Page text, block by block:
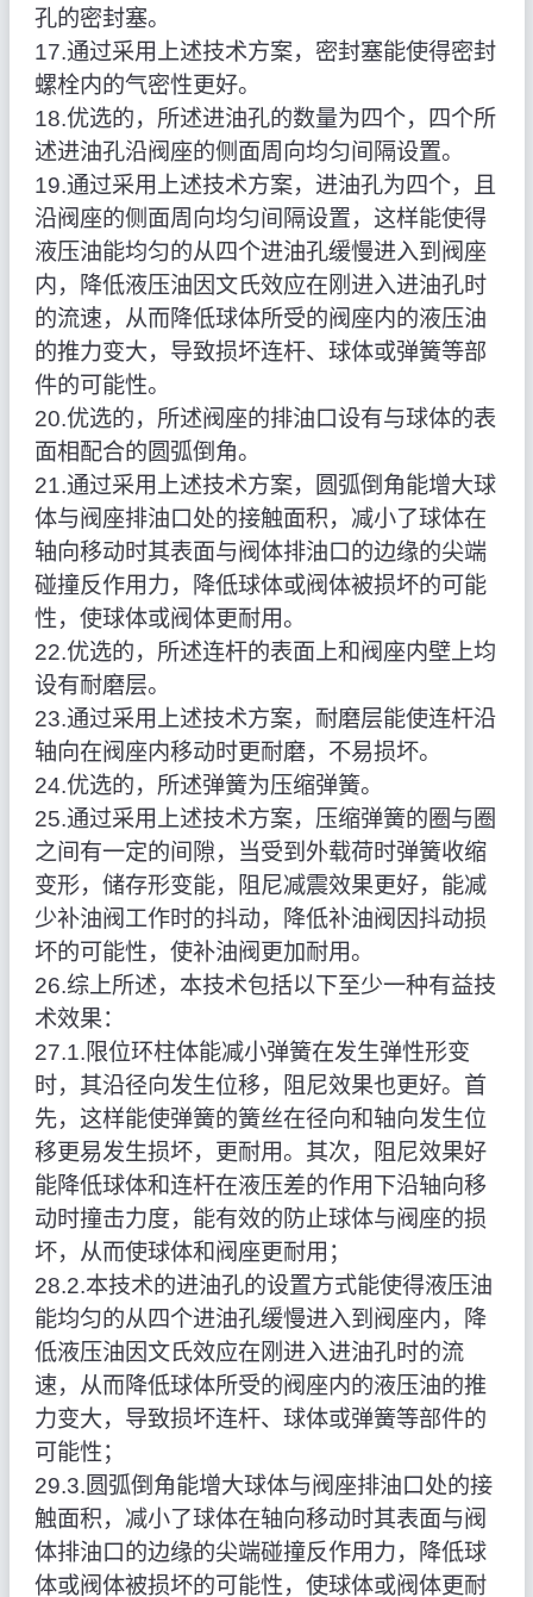
孔的密封塞。
17.通过采用上述技术方案，密封塞能使得密封
螺栓内的气密性更好。
18.优选的，所述进油孔的数量为四个，四个所
述进油孔沿阀座的侧面周向均匀间隔设置。
19.通过采用上述技术方案，进油孔为四个，且
沿阀座的侧面周向均匀间隔设置，这样能使得
液压油能均匀的从四个进油孔缓慢进入到阀座
内，降低液压油因文氏效应在刚进入进油孔时
的流速，从而降低球体所受的阀座内的液压油
的推力变大，导致损坏连杆、球体或弹簧等部
件的可能性。
20.优选的，所述阀座的排油口设有与球体的表
面相配合的圆弧倒角。
21.通过采用上述技术方案，圆弧倒角能增大球
体与阀座排油口处的接触面积，减小了球体在
轴向移动时其表面与阀体排油口的边缘的尖端
碰撞反作用力，降低球体或阀体被损坏的可能
性，使球体或阀体更耐用。
22.优选的，所述连杆的表面上和阀座内壁上均
设有耐磨层。
23.通过采用上述技术方案，耐磨层能使连杆沿
轴向在阀座内移动时更耐磨，不易损坏。
24.优选的，所述弹簧为压缩弹簧。
25.通过采用上述技术方案，压缩弹簧的圈与圈
之间有一定的间隙，当受到外载荷时弹簧收缩
变形，储存形变能，阻尼减震效果更好，能减
少补油阀工作时的抖动，降低补油阀因抖动损
坏的可能性，使补油阀更加耐用。
26.综上所述，本技术包括以下至少一种有益技
术效果：
27.1.限位环柱体能减小弹簧在发生弹性形变
时，其沿径向发生位移，阻尼效果也更好。首
先，这样能使弹簧的簧丝在径向和轴向发生位
移更易发生损坏，更耐用。其次，阻尼效果好
能降低球体和连杆在液压差的作用下沿轴向移
动时撞击力度，能有效的防止球体与阀座的损
坏，从而使球体和阀座更耐用；
28.2.本技术的进油孔的设置方式能使得液压油
能均匀的从四个进油孔缓慢进入到阀座内，降
低液压油因文氏效应在刚进入进油孔时的流
速，从而降低球体所受的阀座内的液压油的推
力变大，导致损坏连杆、球体或弹簧等部件的
可能性；
29.3.圆弧倒角能增大球体与阀座排油口处的接
触面积，减小了球体在轴向移动时其表面与阀
体排油口的边缘的尖端碰撞反作用力，降低球
体或阀体被损坏的可能性，使球体或阀体更耐